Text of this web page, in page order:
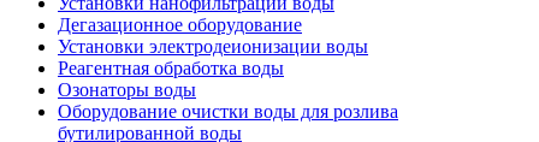
Дегазационное оборудование
Установки электродеионизации воды
Реагентная обработка воды
Озонаторы воды
Оборудование очистки воды для розлива
бутилированной воды